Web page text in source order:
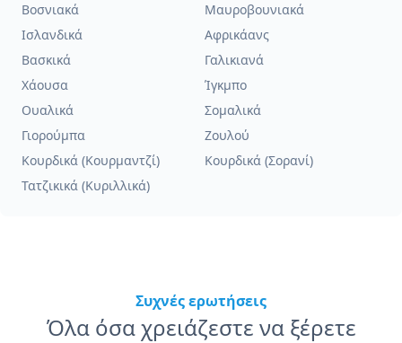
Βοσνιακά
Μαυροβουνιακά
Ισλανδικά
Αφρικάανς
Βασκικά
Γαλικιανά
Χάουσα
Ίγκμπο
Ουαλικά
Σομαλικά
Γιορούμπα
Ζουλού
Κουρδικά (Κουρμαντζί)
Κουρδικά (Σορανί)
Τατζικικά (Κυριλλικά)
Συχνές ερωτήσεις
Όλα όσα χρειάζεστε να ξέρετε